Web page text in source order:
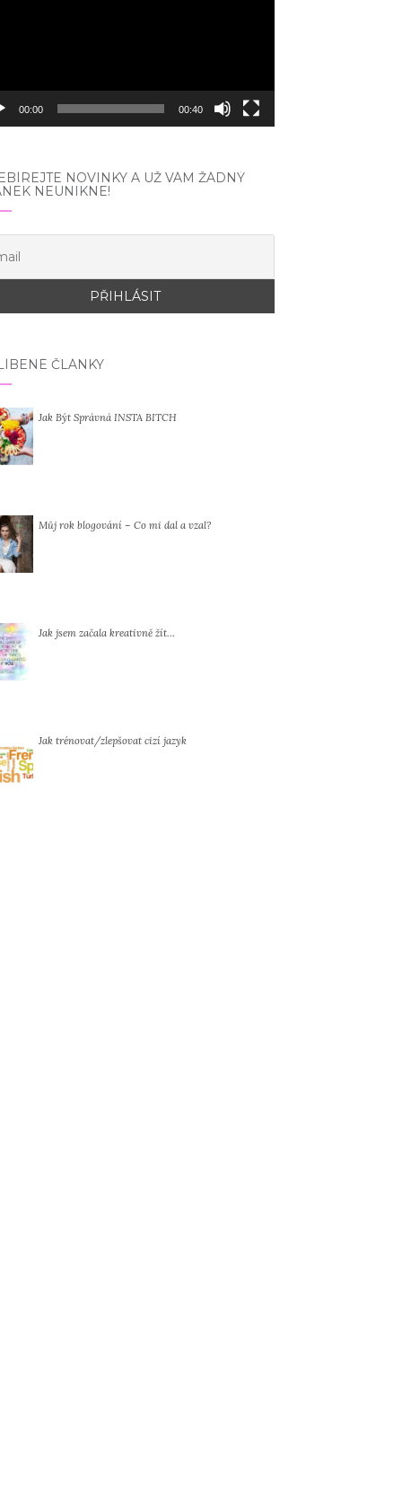
00:00 00:40
NOVINKY A UŽ VÁM ŽÁDNÝ
NEUNIKNE!
ČLÁNKY
Jak Být Správná INSTA BITCH
Můj rok blogování – Co mi dal a vzal?
Jak jsem začala kreativně žít…
Jak trénovat/zlepšovat cizí jazyk